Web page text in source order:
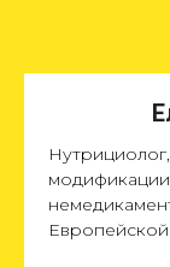
Европейской